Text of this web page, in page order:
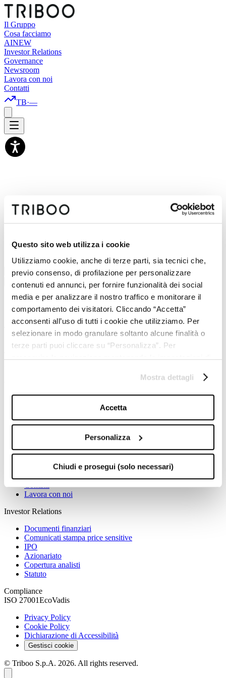
Questo sito web utilizza i cookie
Utilizziamo cookie, anche di terze parti, sia tecnici che,
previo consenso, di profilazione per personalizzare
contenuti ed annunci, per fornire funzionalità dei social
media e per analizzare il nostro traffico e monitorare il
comportamento dei visitatori. Cliccando “Accetta”
acconsenti all’uso di tutti i cookie che utilizziamo. Per
selezionare in modo granulare soltanto alcune finalità o
terze parti puoi cliccare su “Personalizza”. Per
proseguire la navigazione mantenendo le impostazioni di
prosegui (solo necessari)”.Per saperne di più consulta la
nostraCookie Policy.
Mostra dettagli
Accetta
Personalizza
Chiudi e prosegui (solo necessari)
Il Gruppo
Cosa facciamo
AINEW
Investor Relations
Governance
Newsroom
Lavora con noi
Contatti
TB·—
Academy.
Comunicati Stampa ( ) Rassegna stampa (0) Newsletter (0
Nessun articolo disponibile al momento.
Imprese di Milano: IT02387250307 · REA MI-1906661 · Cap. Soc.
AI per ecommerce
Data & Technology
Performance marketing
Contatti
Lavora con noi
Investor Relations
Documenti finanziari
Comunicati stampa price sensitive
IPO
Azionariato
Copertura analisti
Statuto
Compliance
ISO 27001EcoVadis
Privacy Policy
Cookie Policy
Dichiarazione di Accessibilità
Gestisci cookie
© Triboo S.p.A. 2026. All rights reserved.